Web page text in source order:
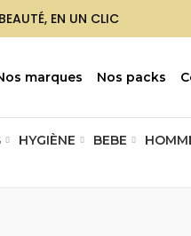
EN UN CLIC
marques Nos packs
HYGIÈNE BEBE